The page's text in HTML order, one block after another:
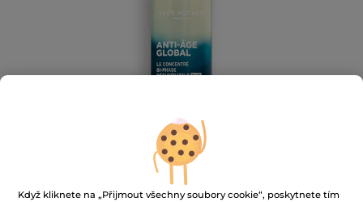
Když kliknete na „Přijmout všechny soubory cookie“, poskytnete tím